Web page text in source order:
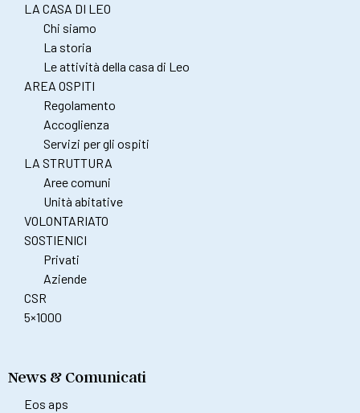
LA CASA DI LEO
Chi siamo
La storia
Le attività della casa di Leo
AREA OSPITI
Regolamento
Accoglienza
Servizi per gli ospiti
LA STRUTTURA
Aree comuni
Unità abitative
VOLONTARIATO
SOSTIENICI
Privati
Aziende
CSR
5×1000
News & Comunicati
Eos aps